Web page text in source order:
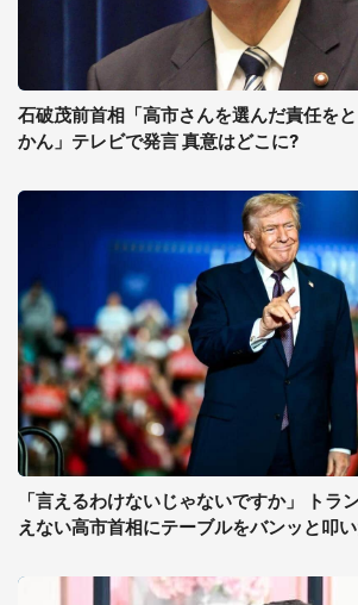
石破茂前首相「高市さんを選んだ責任を
かん」テレビで発言 真意はどこに?
「言えるわけないじゃないですか」 トラ
えない高市首相にテーブルをバンッと叩